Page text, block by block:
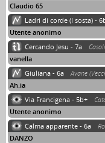
Claudio 65
Ladri di corde (I sosta) -
Utente anonimo
Cercando Jesu - 7a
Casoli
vanella
Giuliana - 6a
Avane
Ah.ia
Via Francigena - 5b+
Utente anonimo
Calma apparente - 6a
DANZO